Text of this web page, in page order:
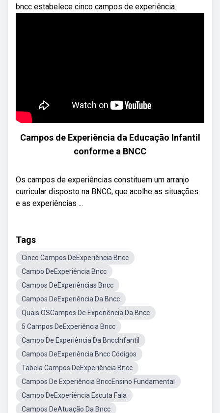
bncc estabelece cinco campos de experiência.
Campos de Experiência da Educação Infantil
conforme a BNCC
Os campos de experiências constituem um arranjo
curricular disposto na BNCC, que acolhe as situações
e as experiências ...
Tags
Cinco Campos DeExperiência Bncc
Campo DeExperiência Bncc
Campos DeExperiências Bncc
Campos DeExperiência Da Bncc
Quais OSCampos De Experiência Da Bncc
5 Campos DeExperiência Bncc
Campo De Experiência Da BnccInfantil
Campos DeExperiência Bncc Códigos
Tabela Campos DeExperiência Bncc
Campos De Experiência BnccEnsino Fundamental
Campo DeExperiência Escuta Fala
Campos DeAtuação Da Bncc